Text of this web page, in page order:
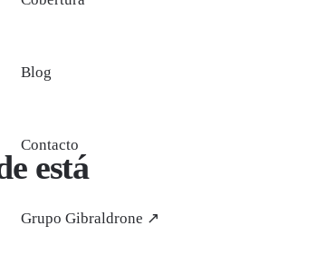
Blog
Contacto
Grupo Gibraldrone ↗
está